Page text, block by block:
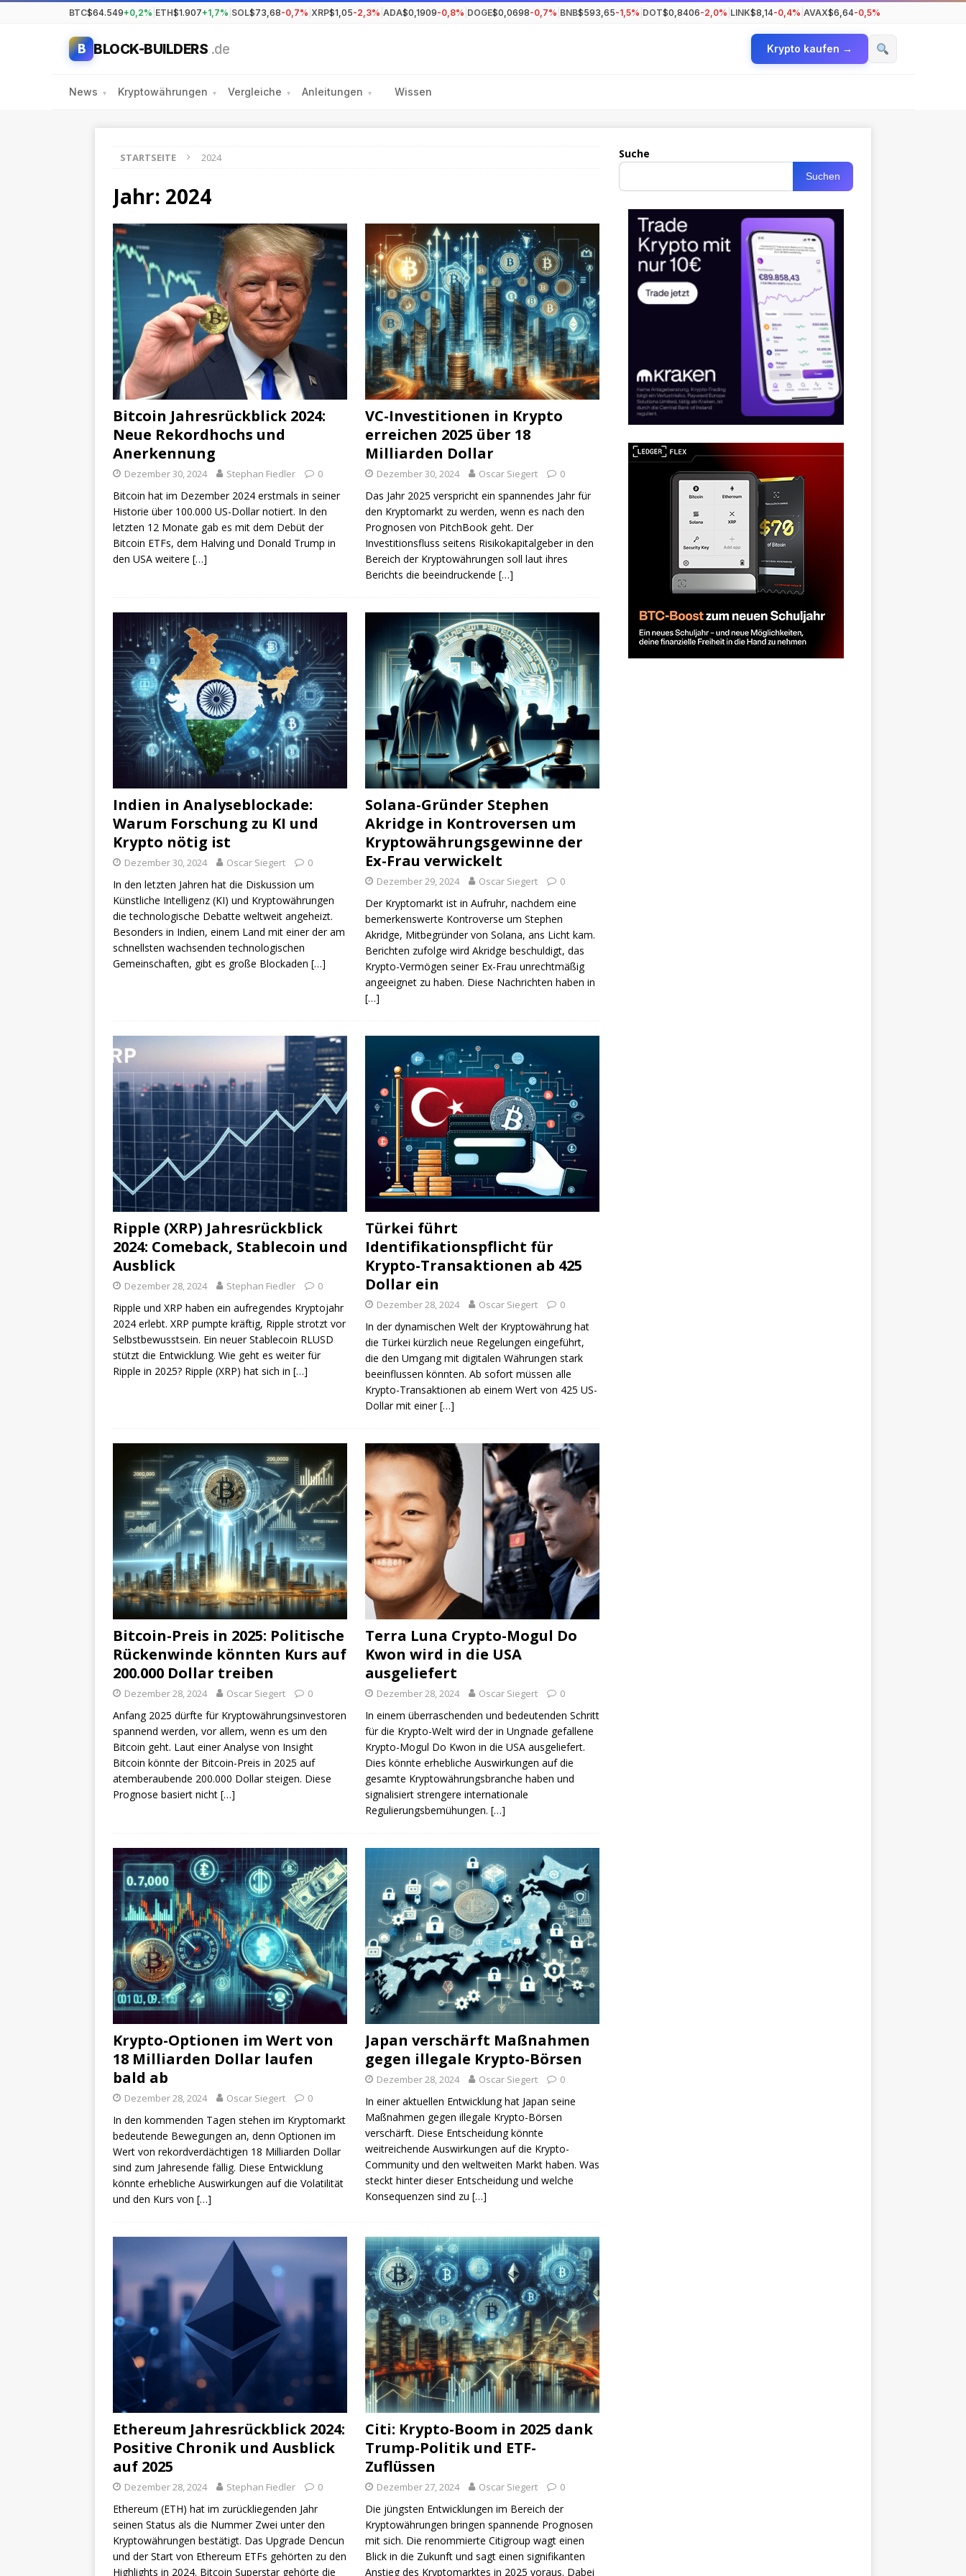
BTC$64.549+0,2% ETH$1.907+1,7% SOL$73,68-0,7% XRP$1,05-2,3% ADA$0,1909-0,8% DOGE$0,0698-0,7% BNB$593,65-1,5% DOT$0,8406-2,0% LINK$8,14-0,4% AVAX$6,64-0,5%
B BLOCK-BUILDERS .de Krypto kaufen →
News ▾ Kryptowährungen ▾ Vergleiche ▾ Anleitungen ▾ Wissen
STARTSEITE 2024
Jahr: 2024
Bitcoin Jahresrückblick 2024:
Neue Rekordhochs und
Anerkennung
Dezember 30, 2024 Stephan Fiedler 0
Bitcoin hat im Dezember 2024 erstmals in seiner
Historie über 100.000 US-Dollar notiert. In den
letzten 12 Monate gab es mit dem Debüt der
Bitcoin ETFs, dem Halving und Donald Trump in
den USA weitere […]
VC-Investitionen in Krypto
erreichen 2025 über 18
Milliarden Dollar
Dezember 30, 2024 Oscar Siegert 0
Das Jahr 2025 verspricht ein spannendes Jahr für
den Kryptomarkt zu werden, wenn es nach den
Prognosen von PitchBook geht. Der
Investitionsfluss seitens Risikokapitalgeber in den
Bereich der Kryptowährungen soll laut ihres
Berichts die beeindruckende […]
Indien in Analyseblockade:
Warum Forschung zu KI und
Krypto nötig ist
Dezember 30, 2024 Oscar Siegert 0
In den letzten Jahren hat die Diskussion um
Künstliche Intelligenz (KI) und Kryptowährungen
die technologische Debatte weltweit angeheizt.
Besonders in Indien, einem Land mit einer der am
schnellsten wachsenden technologischen
Gemeinschaften, gibt es große Blockaden […]
Solana-Gründer Stephen
Akridge in Kontroversen um
Kryptowährungsgewinne der
Ex-Frau verwickelt
Dezember 29, 2024 Oscar Siegert 0
Der Kryptomarkt ist in Aufruhr, nachdem eine
bemerkenswerte Kontroverse um Stephen
Akridge, Mitbegründer von Solana, ans Licht kam.
Berichten zufolge wird Akridge beschuldigt, das
Krypto-Vermögen seiner Ex-Frau unrechtmäßig
angeeignet zu haben. Diese Nachrichten haben in
[…]
Ripple (XRP) Jahresrückblick
2024: Comeback, Stablecoin und
Ausblick
Dezember 28, 2024 Stephan Fiedler 0
Ripple und XRP haben ein aufregendes Kryptojahr
2024 erlebt. XRP pumpte kräftig, Ripple strotzt vor
Selbstbewusstsein. Ein neuer Stablecoin RLUSD
stützt die Entwicklung. Wie geht es weiter für
Ripple in 2025? Ripple (XRP) hat sich in […]
Türkei führt
Identifikationspflicht für
Krypto-Transaktionen ab 425
Dollar ein
Dezember 28, 2024 Oscar Siegert 0
In der dynamischen Welt der Kryptowährung hat
die Türkei kürzlich neue Regelungen eingeführt,
die den Umgang mit digitalen Währungen stark
beeinflussen könnten. Ab sofort müssen alle
Krypto-Transaktionen ab einem Wert von 425 US-
Dollar mit einer[…]
Bitcoin-Preis in 2025: Politische
Rückenwinde könnten Kurs auf
200.000 Dollar treiben
Dezember 28, 2024 Oscar Siegert 0
Anfang 2025 dürfte für Kryptowährungsinvestoren
spannend werden, vor allem, wenn es um den
Bitcoin geht. Laut einer Analyse von Insight
Bitcoin könnte der Bitcoin-Preis in 2025 auf
atemberaubende 200.000 Dollar steigen. Diese
Prognose basiert nicht […]
Terra Luna Crypto-Mogul Do
Kwon wird in die USA
ausgeliefert
Dezember 28, 2024 Oscar Siegert 0
In einem überraschenden und bedeutenden Schritt
für die Krypto-Welt wird der in Ungnade gefallene
Krypto-Mogul Do Kwon in die USA ausgeliefert.
Dies könnte erhebliche Auswirkungen auf die
gesamte Kryptowährungsbranche haben und
signalisiert strengere internationale
Regulierungsbemühungen. […]
Krypto-Optionen im Wert von
18 Milliarden Dollar laufen
bald ab
Dezember 28, 2024 Oscar Siegert 0
In den kommenden Tagen stehen im Kryptomarkt
bedeutende Bewegungen an, denn Optionen im
Wert von rekordverdächtigen 18 Milliarden Dollar
sind zum Jahresende fällig. Diese Entwicklung
könnte erhebliche Auswirkungen auf die Volatilität
und den Kurs von […]
Japan verschärft Maßnahmen
gegen illegale Krypto-Börsen
Dezember 28, 2024 Oscar Siegert 0
In einer aktuellen Entwicklung hat Japan seine
Maßnahmen gegen illegale Krypto-Börsen
verschärft. Diese Entscheidung könnte
weitreichende Auswirkungen auf die Krypto-
Community und den weltweiten Markt haben. Was
steckt hinter dieser Entscheidung und welche
Konsequenzen sind zu […]
Ethereum Jahresrückblick 2024:
Positive Chronik und Ausblick
auf 2025
Dezember 28, 2024 Stephan Fiedler 0
Ethereum (ETH) hat im zurückliegenden Jahr
seinen Status als die Nummer Zwei unter den
Kryptowährungen bestätigt. Das Upgrade Dencun
und der Start von Ethereum ETFs gehörten zu den
Highlights in 2024. Bitcoin Superstar gehörte die
Citi: Krypto-Boom in 2025 dank
Trump-Politik und ETF-
Zuflüssen
Dezember 27, 2024 Oscar Siegert 0
Die jüngsten Entwicklungen im Bereich der
Kryptowährungen bringen spannende Prognosen
mit sich. Die renommierte Citigroup wagt einen
Blick in die Zukunft und sagt einen signifikanten
Anstieg des Kryptomarktes in 2025 voraus. Dabei
Suche
Suchen